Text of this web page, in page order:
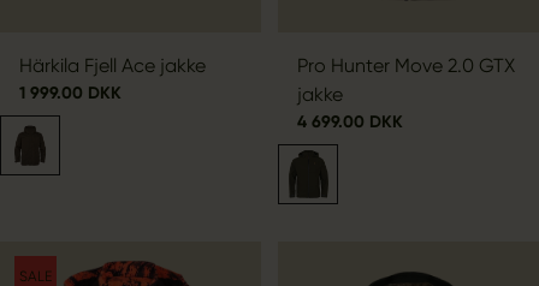
Härkila Fjell Ace jakke
1 999.00 DKK
Pro Hunter Move 2.0 GTX
jakke
4 699.00 DKK
SALE